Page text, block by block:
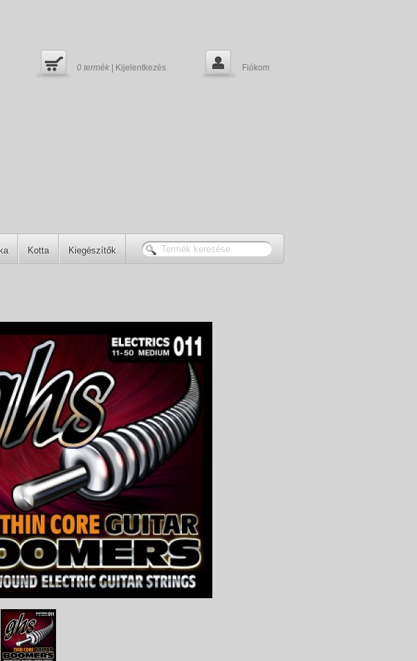
0 termék | Kijelentkezés Fiókom
Kotta Kiegészítők